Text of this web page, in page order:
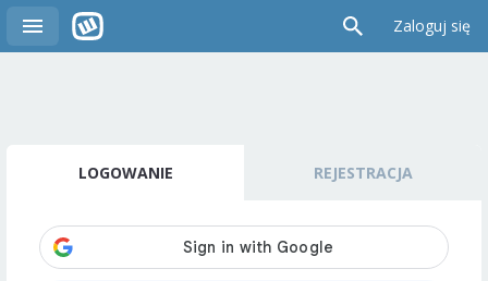
Zaloguj się
LOGOWANIE REJESTRACJA